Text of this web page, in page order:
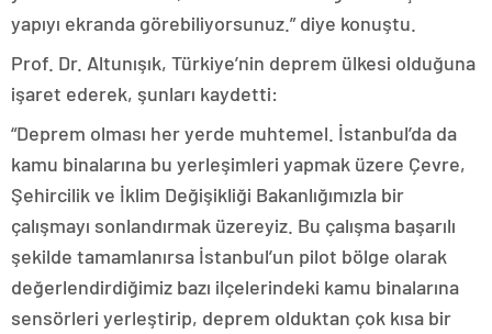
yapıyı ekranda görebiliyorsunuz.” diye konuştu.
Prof. Dr. Altunışık, Türkiye’nin deprem ülkesi olduğuna
işaret ederek, şunları kaydetti:
“Deprem olması her yerde muhtemel. İstanbul’da da
kamu binalarına bu yerleşimleri yapmak üzere Çevre,
Şehircilik ve İklim Değişikliği Bakanlığımızla bir
çalışmayı sonlandırmak üzereyiz. Bu çalışma başarılı
şekilde tamamlanırsa İstanbul’un pilot bölge olarak
değerlendirdiğimiz bazı ilçelerindeki kamu binalarına
sensörleri yerleştirip, deprem olduktan çok kısa bir